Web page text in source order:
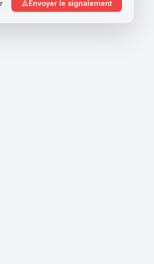
Envoyer le signalement